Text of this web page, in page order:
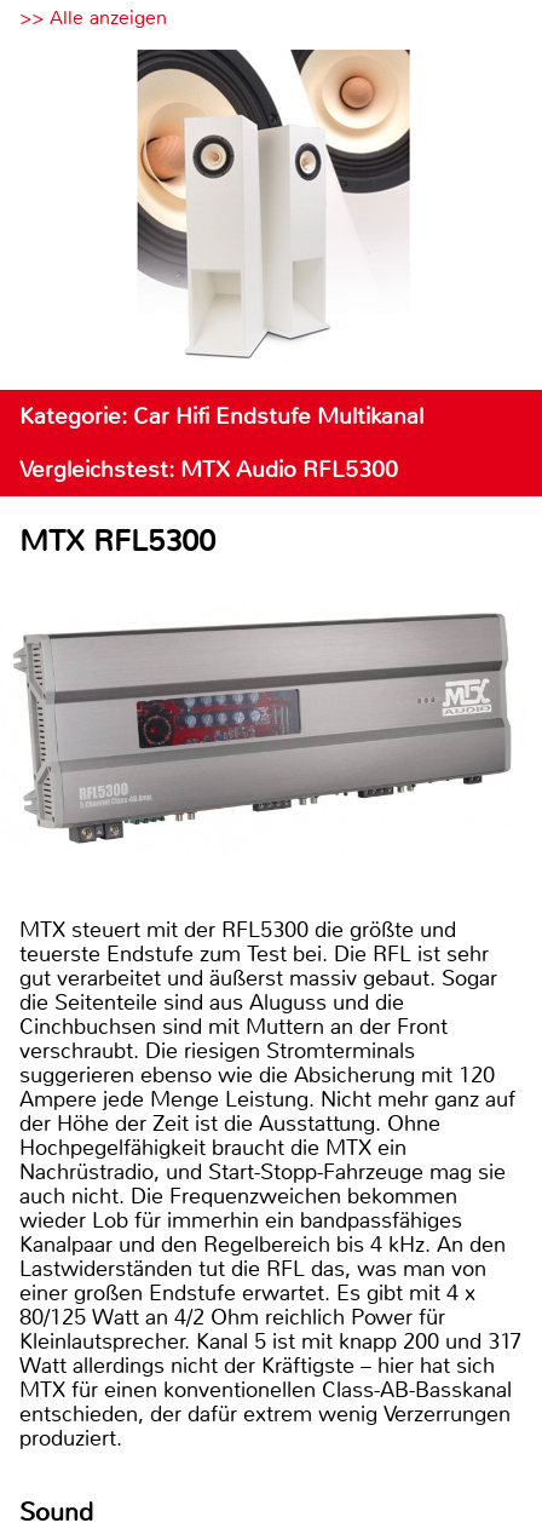
>> Alle anzeigen
Kategorie: Car Hifi Endstufe Multikanal
Vergleichstest: MTX Audio RFL5300
MTX RFL5300
MTX steuert mit der RFL5300 die größte und
teuerste Endstufe zum Test bei. Die RFL ist sehr
gut verarbeitet und äußerst massiv gebaut. Sogar
die Seitenteile sind aus Aluguss und die
Cinchbuchsen sind mit Muttern an der Front
verschraubt. Die riesigen Stromterminals
suggerieren ebenso wie die Absicherung mit 120
Ampere jede Menge Leistung. Nicht mehr ganz auf
der Höhe der Zeit ist die Ausstattung. Ohne
Hochpegelfähigkeit braucht die MTX ein
Nachrüstradio, und Start-Stopp-Fahrzeuge mag sie
auch nicht. Die Frequenzweichen bekommen
wieder Lob für immerhin ein bandpassfähiges
Kanalpaar und den Regelbereich bis 4 kHz. An den
Lastwiderständen tut die RFL das, was man von
einer großen Endstufe erwartet. Es gibt mit 4 x
80/125 Watt an 4/2 Ohm reichlich Power für
Kleinlautsprecher. Kanal 5 ist mit knapp 200 und 317
Watt allerdings nicht der Kräftigste – hier hat sich
MTX für einen konventionellen Class-AB-Basskanal
entschieden, der dafür extrem wenig Verzerrungen
produziert.
Sound